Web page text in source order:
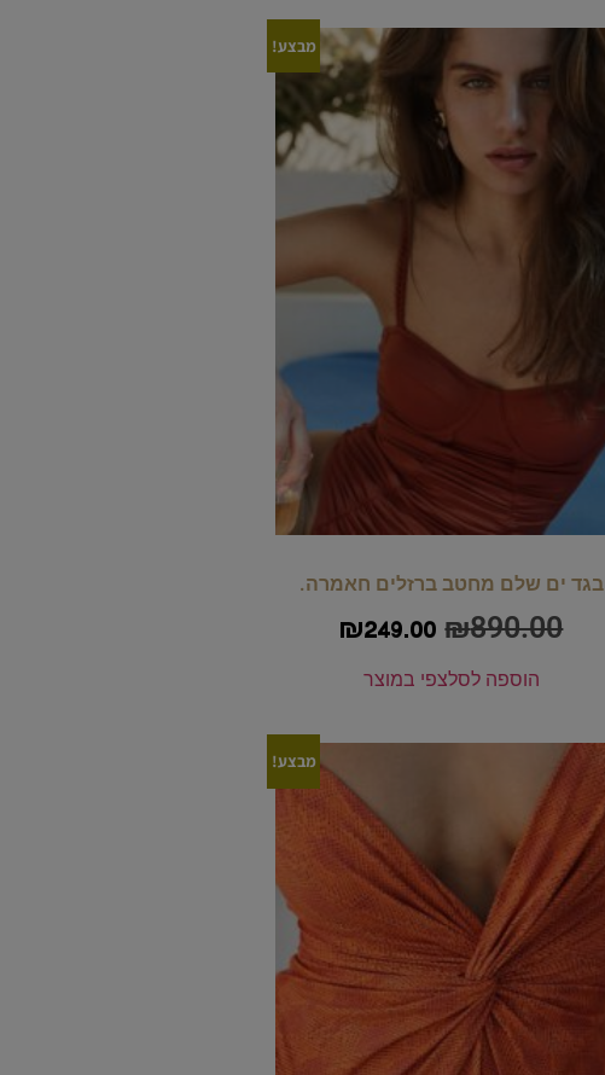
מבצע!
בגד ים שלם מחטב ברזלים חאמרה.
₪890.00
₪249.00
הוספה לסלצפי במוצר
מבצע!